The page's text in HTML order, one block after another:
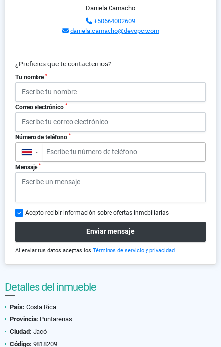
Daniela Camacho
+50664002609
daniela.camacho@devopcr.com
¿Prefieres que te contactemos?
Tu nombre *
Correo electrónico *
Número de teléfono *
▼
Mensaje *
Acepto recibir información sobre ofertas inmobiliarias
Enviar mensaje
Al enviar tus datos aceptas los Términos de servicio y privacidad
Detalles del inmueble
País: Costa Rica
Provincia: Puntarenas
Ciudad: Jacó
Código: 9818209